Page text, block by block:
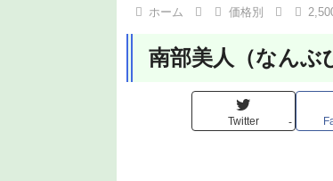
ホーム 価格別
南部美人（なんぶ
Twitter -